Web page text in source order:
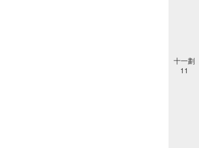
十一劃
11